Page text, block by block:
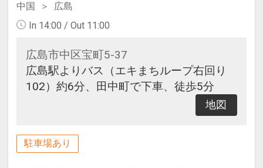
中国
広島
In 14:00 / Out 11:00
広島市中区宝町5-37
広島駅よりバス（エキまちループ右回り
102）約6分、田中町で下車、徒歩5分
地図
駐車場あり